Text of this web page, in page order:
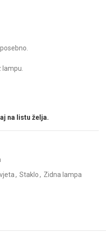
lampu.
na listu želja.
, Staklo, Zidna lampa